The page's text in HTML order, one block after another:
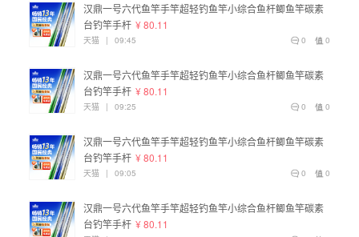
汉鼎一号六代鱼竿手竿超轻钓鱼竿小综合鱼杆鲫鱼竿碳素
台钓竿手杆 ¥ 80.11
0
0
天猫 | 09:45
汉鼎一号六代鱼竿手竿超轻钓鱼竿小综合鱼杆鲫鱼竿碳素
台钓竿手杆 ¥ 80.11
0
0
天猫 | 09:25
汉鼎一号六代鱼竿手竿超轻钓鱼竿小综合鱼杆鲫鱼竿碳素
台钓竿手杆 ¥ 80.11
0
0
天猫 | 09:05
汉鼎一号六代鱼竿手竿超轻钓鱼竿小综合鱼杆鲫鱼竿碳素
台钓竿手杆 ¥ 80.11